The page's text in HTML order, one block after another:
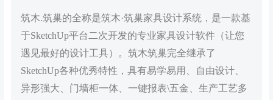
筑木.筑巢的全称是筑木·筑巢家具设计系统，是一款基
于SketchUp平台二次开发的专业家具设计软件（让您
遇见最好的设计工具）。筑木筑巢完全继承了
SketchUp各种优秀特性，具有易学易用、自由设计、
异形强大、门墙柜一体、一键报表\五金、生产工艺多